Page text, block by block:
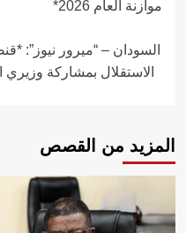
موازنة العام 2026*
السودان – “ميرور نيوز”:
الاستقلال بمشاركة وزيري
المزيد من القصص